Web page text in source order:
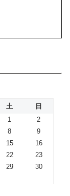
土
日
1
2
8
9
15
16
22
23
29
30